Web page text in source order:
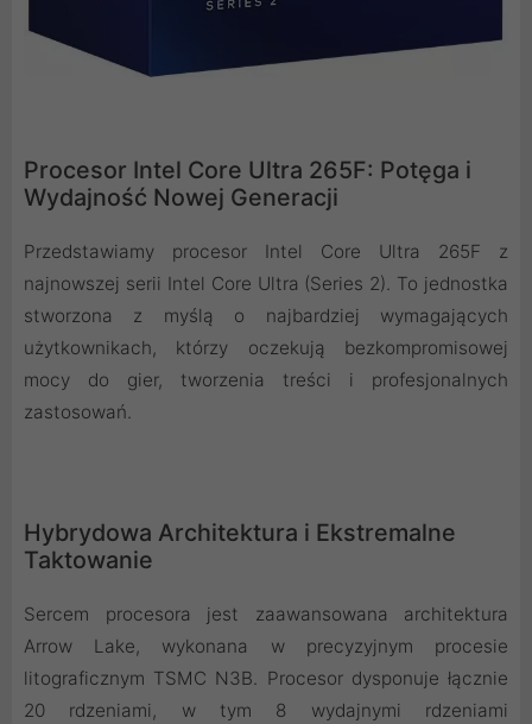
Procesor Intel Core Ultra 265F: Potęga i
Wydajność Nowej Generacji
Przedstawiamy procesor Intel Core Ultra 265F z
najnowszej serii Intel Core Ultra (Series 2). To jednostka
stworzona z myślą o najbardziej wymagających
użytkownikach, którzy oczekują bezkompromisowej
mocy do gier, tworzenia treści i profesjonalnych
zastosowań.
Hybrydowa Architektura i Ekstremalne
Taktowanie
Sercem procesora jest zaawansowana architektura
Arrow Lake, wykonana w precyzyjnym procesie
litograficznym TSMC N3B. Procesor dysponuje łącznie
20 rdzeniami, w tym 8 wydajnymi rdzeniami